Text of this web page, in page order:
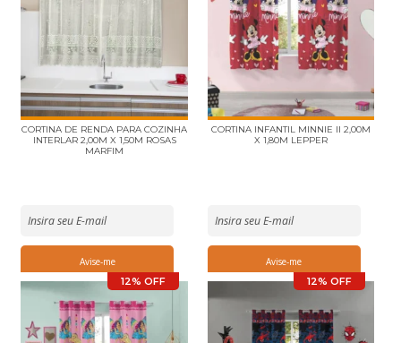
CORTINA DE RENDA PARA COZINHA
INTERLAR 2,00M X 1,50M ROSAS
MARFIM
CORTINA INFANTIL MINNIE II 2,00M
X 1,80M LEPPER
12% OFF 12% OFF